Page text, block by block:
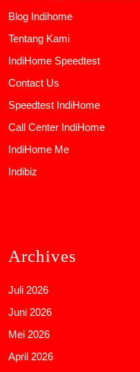
Blog Indihome
Tentang Kami
IndiHome Speedtest
Contact Us
Speedtest IndiHome
Call Center IndiHome
IndiHome Me
Indibiz
Archives
Juli 2026
Juni 2026
Mei 2026
April 2026